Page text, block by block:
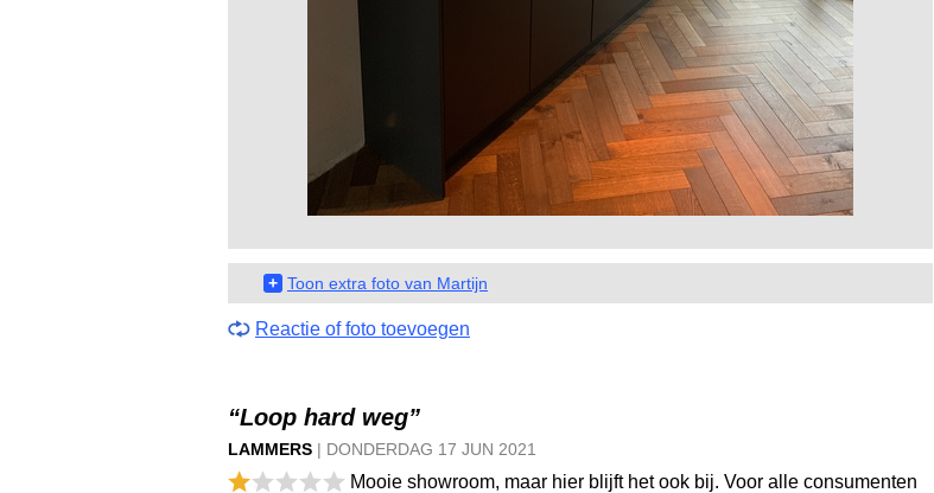
+ Toon extra foto van Martijn
Reactie of foto toevoegen
“Loop hard weg”
LAMMERS | DONDERDAG 17 JUN 2021
Mooie showroom, maar hier blijft het ook bij. Voor alle consumenten